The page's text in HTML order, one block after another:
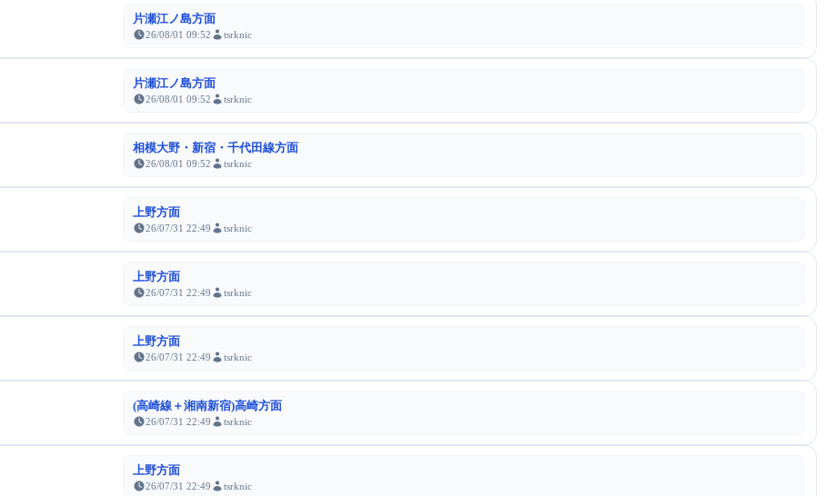
片瀬江ノ島方面
26/08/01 09:52 tsrknic
片瀬江ノ島方面
26/08/01 09:52 tsrknic
相模大野・新宿・千代田線方面
26/08/01 09:52 tsrknic
上野方面
26/07/31 22:49 tsrknic
上野方面
26/07/31 22:49 tsrknic
上野方面
26/07/31 22:49 tsrknic
(高崎線＋湘南新宿)高崎方面
26/07/31 22:49 tsrknic
上野方面
26/07/31 22:49 tsrknic